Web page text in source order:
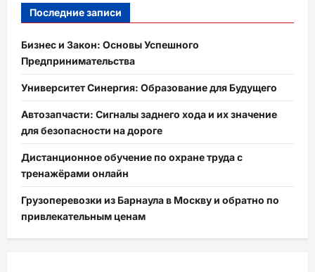
Последние записи
Бизнес и Закон: Основы Успешного
Предпринимательства
Университет Синергия: Образование для Будущего
Автозапчасти: Сигналы заднего хода и их значение
для безопасности на дороге
Дистанционное обучение по охране труда с
тренажёрами онлайн
Грузоперевозки из Барнаула в Москву и обратно по
привлекательным ценам